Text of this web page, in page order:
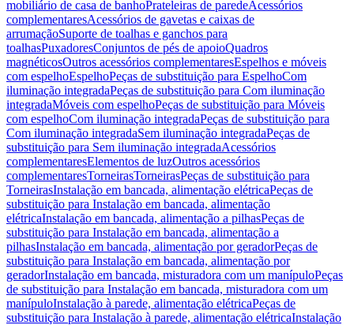
mobiliário de casa de banhoPrateleiras de paredeAcessórios
complementaresAcessórios de gavetas e caixas de
arrumaçãoSuporte de toalhas e ganchos para
toalhasPuxadoresConjuntos de pés de apoioQuadros
magnéticosOutros acessórios complementaresEspelhos e móveis
com espelhoEspelhoPeças de substituição para EspelhoCom
iluminação integradaPeças de substituição para Com iluminação
integradaMóveis com espelhoPeças de substituição para Móveis
com espelhoCom iluminação integradaPeças de substituição para
Com iluminação integradaSem iluminação integradaPeças de
substituição para Sem iluminação integradaAcessórios
complementaresElementos de luzOutros acessórios
complementaresTorneirasTorneirasPeças de substituição para
TorneirasInstalação em bancada, alimentação elétricaPeças de
substituição para Instalação em bancada, alimentação
elétricaInstalação em bancada, alimentação a pilhasPeças de
substituição para Instalação em bancada, alimentação a
pilhasInstalação em bancada, alimentação por geradorPeças de
substituição para Instalação em bancada, alimentação por
geradorInstalação em bancada, misturadora com um manípuloPeças
de substituição para Instalação em bancada, misturadora com um
manípuloInstalação à parede, alimentação elétricaPeças de
substituição para Instalação à parede, alimentação elétricaInstalação